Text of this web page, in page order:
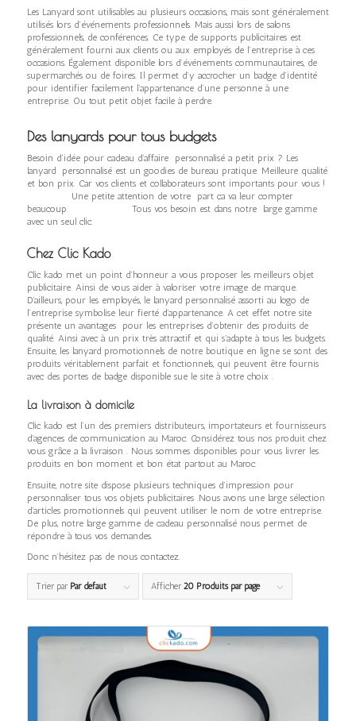
Les Lanyard sont utilisables au plusieurs occasions, mais sont généralement
utilisés lors d’événements professionnels. Mais aussi lors de salons
professionnels, de conférences. Ce type de supports publicitaires est
généralement fourni aux clients ou aux employés de l’entreprise à ces
occasions. Également disponible lors d’événements communautaires, de
supermarchés ou de foires. Il permet d’y accrocher un badge d’identité
pour identifier facilement l’appartenance d’une personne à une
entreprise. Ou tout petit objet facile à perdre.
Des lanyards pour tous budgets
Besoin d’idée pour cadeau d’affaire personnalisé a petit prix ? Les
lanyard personnalisé est un goodies de bureau pratique. Meilleure qualité
et bon prix. Car vos clients et collaborateurs sont importants pour vous !
Une petite attention de votre part ça va leur compter
beaucoup. Tous vos besoin est dans notre large gamme
avec un seul clic.
Chez Clic Kado
Clic kado met un point d’honneur a vous proposer les meilleurs objet
publicitaire. Ainsi de vous aider à valoriser votre image de marque.
D’ailleurs, pour les employés, le lanyard personnalisé assorti au logo de
l’entreprise symbolise leur fierté d’appartenance. A cet effet notre site
présente un avantages pour les entreprises d’obtenir des produits de
qualité. Ainsi avec à un prix très attractif et qui s’adapte à tous les budgets.
Ensuite, les lanyard promotionnels de notre boutique en ligne se sont des
produits véritablement parfait et fonctionnels, qui peuvent être fournis
avec des portes de badge disponible sue le site à votre choix .
La livraison à domicile
Clic kado est l’un des premiers distributeurs, importateurs et fournisseurs
d’agences de communication au Maroc. Considérez tous nos produit chez
vous grâce a la livraison . Nous sommes disponibles pour vous livrer les
produits en bon moment et bon état partout au Maroc.
Ensuite, notre site dispose plusieurs techniques d’impression pour
personnaliser tous vos objets publicitaires .Nous avons une large sélection
d’articles promotionnels qui peuvent utiliser le nom de votre entreprise.
De plus, notre large gamme de cadeau personnalisé nous permet de
répondre à tous vos demandes.
Donc n’hésitez pas de nous contactez.
Trier par Par défaut Afficher 20 Produits par page